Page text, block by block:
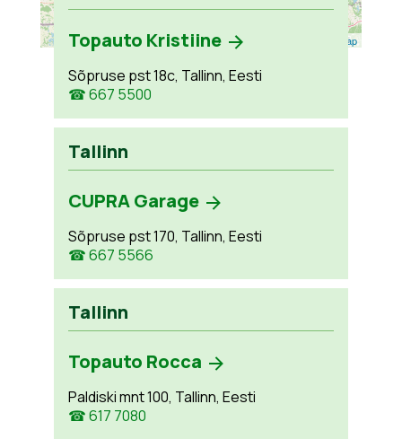
Leaflet OpenStreetMap
Topauto Kristiine
Sõpruse pst 18c, Tallinn, Eesti
☎ 667 5500
Tallinn
CUPRA Garage
Sõpruse pst 170, Tallinn, Eesti
☎ 667 5566
Tallinn
Topauto Rocca
Paldiski mnt 100, Tallinn, Eesti
☎ 617 7080